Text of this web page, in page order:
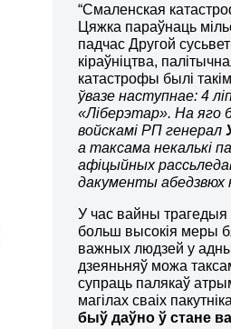
“Смаленская
Цяжка параўнаць
падчас Другой
кіраўніцтва,
катастрофы былі
ўвазе наступнае: 4
«Ліберэтар».На яго
войскамі РП генерал
а таксама некалькі
афіцыйных
дакументы абедзвюх
У час вайны
больш высокія меры
важных людзей у
дзеяньняў можа
супраць палякаў
магілах сваіх
быў даўно ў стане